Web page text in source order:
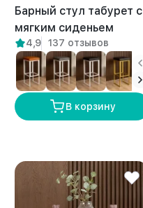
Барный стул табурет с
мягким сиденьем
Гарда белый/белый
4,9 137 отзывов
В корзину